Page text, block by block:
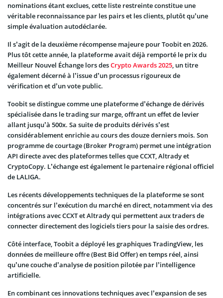
nominations étant exclues, cette liste restreinte constitue une
véritable reconnaissance par les pairs et les clients, plutôt qu’une
simple évaluation autodéclarée.
Il s’agit de la deuxième récompense majeure pour Toobit en 2026.
Plus tôt cette année, la plateforme avait déjà remporté le prix du
Meilleur Nouvel Échange lors desCrypto Awards 2025, un titre
également décerné à l’issue d’un processus rigoureux de
vérification et d’un vote public.
Toobit se distingue comme une plateforme d’échange de dérivés
spécialisée dans le trading sur marge, offrant un effet de levier
allant jusqu’à 500x. Sa suite de produits dérivés s’est
considérablement enrichie au cours des douze derniers mois. Son
programme de courtage (Broker Program) permet une intégration
API directe avec des plateformes telles que CCXT, Altrady et
CryptoCopy. L’échange est également le partenaire régional officiel
de LALIGA.
Les récents développements techniques de la plateforme se sont
concentrés sur l’exécution du marché en direct, notamment via des
intégrations avec CCXT et Altrady qui permettent aux traders de
connecter directement des logiciels tiers pour la saisie des ordres.
Côté interface, Toobit a déployé les graphiques TradingView, les
données de meilleure offre (Best Bid Offer) en temps réel, ainsi
qu’une couche d’analyse de position pilotée par l’intelligence
artificielle.
En combinant ces innovations techniques avec l’expansion de ses